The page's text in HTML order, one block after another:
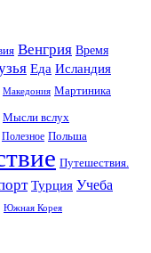
Венгрия Время
Еда Исландия
Македония Мартиника
Мысли вслух
Полезное Польша
Путешествия.
Турция Учеба
Южная Корея